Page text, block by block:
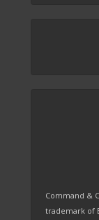
Command &
trademark of